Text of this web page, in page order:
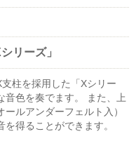
リーズ」
柱を採用した「Xシリー
音色を奏でます。 また、上
ルアンダーフェルト入）
得ることができます。